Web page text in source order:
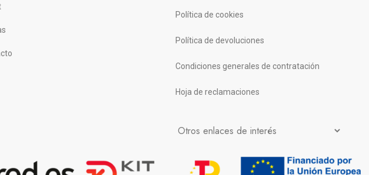
Política de cookies
Política de devoluciones
Condiciones generales de contratación
Hoja de reclamaciones